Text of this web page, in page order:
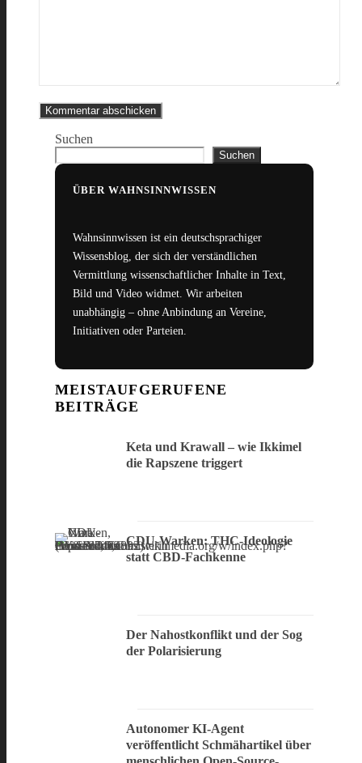
Suchen
Suchen
ÜBER WAHNSINNWISSEN
Wahnsinnwissen ist ein deutschsprachiger
Wissensblog, der sich der verständlichen
Vermittlung wissenschaftlicher Inhalte in Text,
Bild und Video widmet. Wir arbeiten
unabhängig – ohne Anbindung an Vereine,
Initiativen oder Parteien.
MEISTAUFGERUFENE
BEITRÄGE
Keta und Krawall – wie Ikkimel
die Rapszene triggert
CDU-Warken: THC-Ideologie
statt CBD-Fachkenne
Der Nahostkonflikt und der Sog
der Polarisierung
Autonomer KI-Agent
veröffentlicht Schmähartikel über